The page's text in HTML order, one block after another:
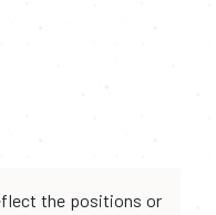
the positions or